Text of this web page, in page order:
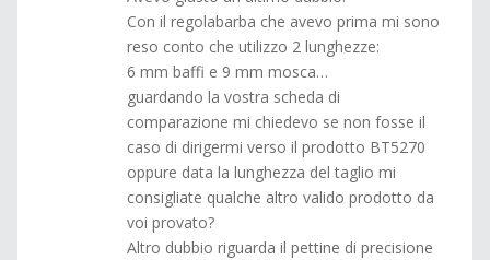
Con il regolabarba che avevo prima mi sono
reso conto che utilizzo 2 lunghezze:
6 mm baffi e 9 mm mosca…
guardando la vostra scheda di
comparazione mi chiedevo se non fosse il
caso di dirigermi verso il prodotto BT5270
oppure data la lunghezza del taglio mi
consigliate qualche altro valido prodotto da
voi provato?
Altro dubbio riguarda il pettine di precisione